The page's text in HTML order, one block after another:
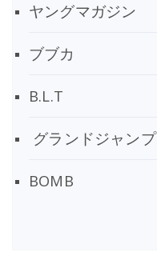
ヤングマガジン
ブブカ
B.L.T
グランドジャンプ
BOMB